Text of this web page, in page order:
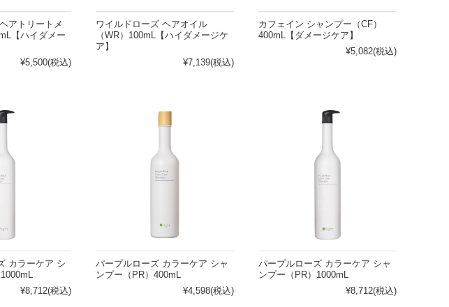
皮の悩みから探す
ケ・かゆみ
アトリートメ
【ハイダメー
¥5,500(税込)
ワイルドローズ ヘアオイル
（WR）100mL【ハイダメージケ
ア】
¥7,139(税込)
カフェイン シャンプー（CF）
400mL【ダメージケア】
¥5,082(税込)
カラーケア シ
¥8,712(税込)
パープルローズ カラーケア シャ
ンプー（PR）400mL
¥4,598(税込)
パープルローズ カラーケア シャ
ンプー（PR）1000mL
¥8,712(税込)